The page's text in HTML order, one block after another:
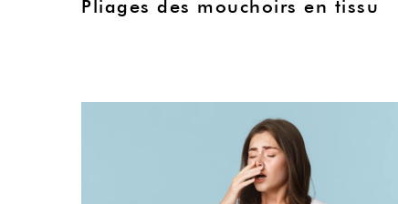
Pliages des mouchoirs en tissu